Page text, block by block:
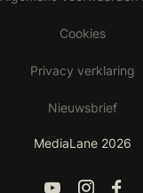
Cookies
Privacy verklaring
Nieuwsbrief
MediaLane 2026